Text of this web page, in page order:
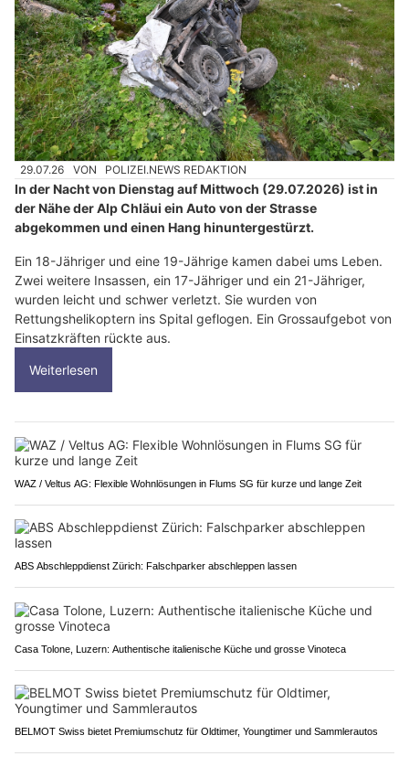
29.07.26 VON POLIZEI.NEWS REDAKTION
In der Nacht von Dienstag auf Mittwoch (29.07.2026) ist in
der Nähe der Alp Chläui ein Auto von der Strasse
abgekommen und einen Hang hinuntergestürzt.
Ein 18-Jähriger und eine 19-Jährige kamen dabei ums Leben.
Zwei weitere Insassen, ein 17-Jähriger und ein 21-Jähriger,
wurden leicht und schwer verletzt. Sie wurden von
Rettungshelikoptern ins Spital geflogen. Ein Grossaufgebot von
Einsatzkräften rückte aus.
Weiterlesen
WAZ / Veltus AG: Flexible Wohnlösungen in Flums SG für kurze und lange Zeit
ABS Abschleppdienst Zürich: Falschparker abschleppen lassen
Casa Tolone, Luzern: Authentische italienische Küche und grosse Vinoteca
BELMOT Swiss bietet Premiumschutz für Oldtimer, Youngtimer und Sammlerautos